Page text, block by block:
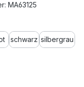
MA63125
schwarz silbergrau